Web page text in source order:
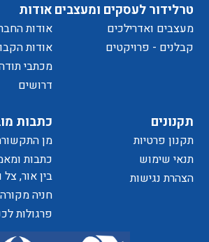
שלתקנונים
תקנון פרטיות
תנאי שימוש
הצהרת נגישות
כתבות
מן
כתבות
בין אור,
כאלמנט
חניה
ושדרוג
פרגולות
אודות
אודות
אודות
מכתבי
דרושים
טרלידור לעסקים ומעצבים
מעצבים ואדרילכים
קבלנים - פרויקטים